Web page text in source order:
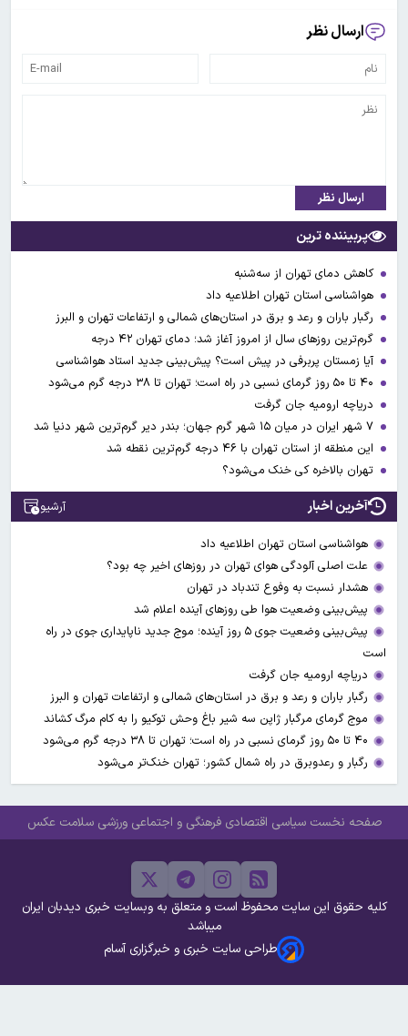
ارسال نظر
ارسال نظر
پربیننده ترین
کاهش دمای تهران از سه‌شنبه
هواشناسی استان تهران اطلاعیه داد
رگبار باران و رعد و برق در استان‌های شمالی و ارتفاعات تهران و البرز
گرم‌ترین روزهای سال از امروز آغاز شد؛ دمای تهران ۴۲ درجه
آیا زمستان پربرفی در پیش است؟ پیش‌بینی جدید استاد هواشناسی
دریاچه ارومیه جان گرفت
این منطقه از استان تهران با ۴۶ درجه گرم‌ترین نقطه شد
تهران بالاخره کی خنک می‌شود؟
آخرین اخبار آرشیو
هواشناسی استان تهران اطلاعیه داد
علت اصلی آلودگی هوای تهران در روزهای اخیر چه بود؟
هشدار نسبت به وفوع تندباد در تهران
پیش‌بینی وضعیت هوا طی روزهای آینده اعلام شد
پیش‌بینی وضعیت جوی ۵ روز آینده؛ موج جدید ناپایداری جوی در راه
است
دریاچه ارومیه جان گرفت
رگبار باران و رعد و برق در استان‌های شمالی و ارتفاعات تهران و البرز
موج گرمای مرگبار ژاپن سه شیر باغ وحش توکیو را به کام مرگ کشاند
۴۰ تا ۵۰ روز گرمای نسبی در راه است؛ تهران تا ۳۸ درجه گرم می‌شود
رگبار و رعدوبرق در راه شمال کشور؛ تهران خنک‌تر می‌شود
صفحه نخست سیاسی اقتصادی فرهنگی و اجتماعی ورزشی سلامت عکس
کلیه حقوق این سایت محفوظ است و متعلق به وبسایت خبری دیدبان ایران
میباشد
طراحی سایت خبری و خبرگزاری آسام